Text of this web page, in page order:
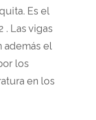
Es el
. Las vigas
además el
los
en los